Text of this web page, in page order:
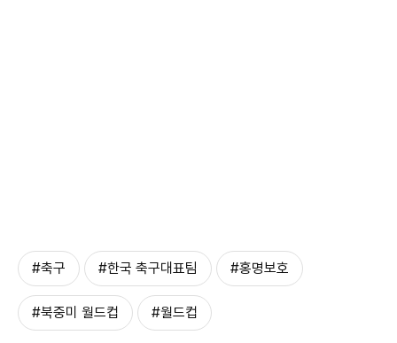
#축구 #한국 축구대표팀 #홍명보호
#북중미 월드컵 #월드컵